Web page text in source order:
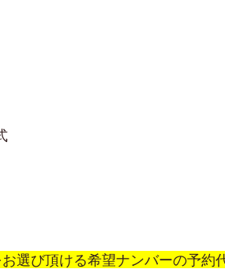
選び頂ける希望ナンバーの予約